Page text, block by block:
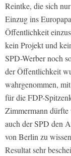
Reintke, die sich nur
Einzug ins
Öffentlichkeit
kein Projekt und
SPD-Werber noch
der Öffentlichkeit
wahrgenommen,
für die FDP-
Zimmermann
auch der SPD den
von Berlin zu
Resultat sehr